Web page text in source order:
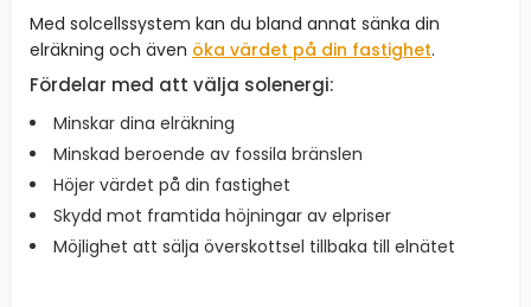
Med solcellssystem kan du bland annat sänka din
elräkning och även öka värdet på din fastighet.
Fördelar med att välja solenergi:
Minskar dina elräkning
Minskad beroende av fossila bränslen
Höjer värdet på din fastighet
Skydd mot framtida höjningar av elpriser
Möjlighet att sälja överskottsel tillbaka till elnätet